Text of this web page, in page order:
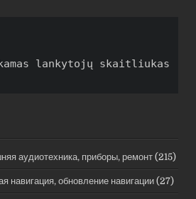
аудиотехника, приборы, ремонт (215)
навигация, обновление навигации (27)